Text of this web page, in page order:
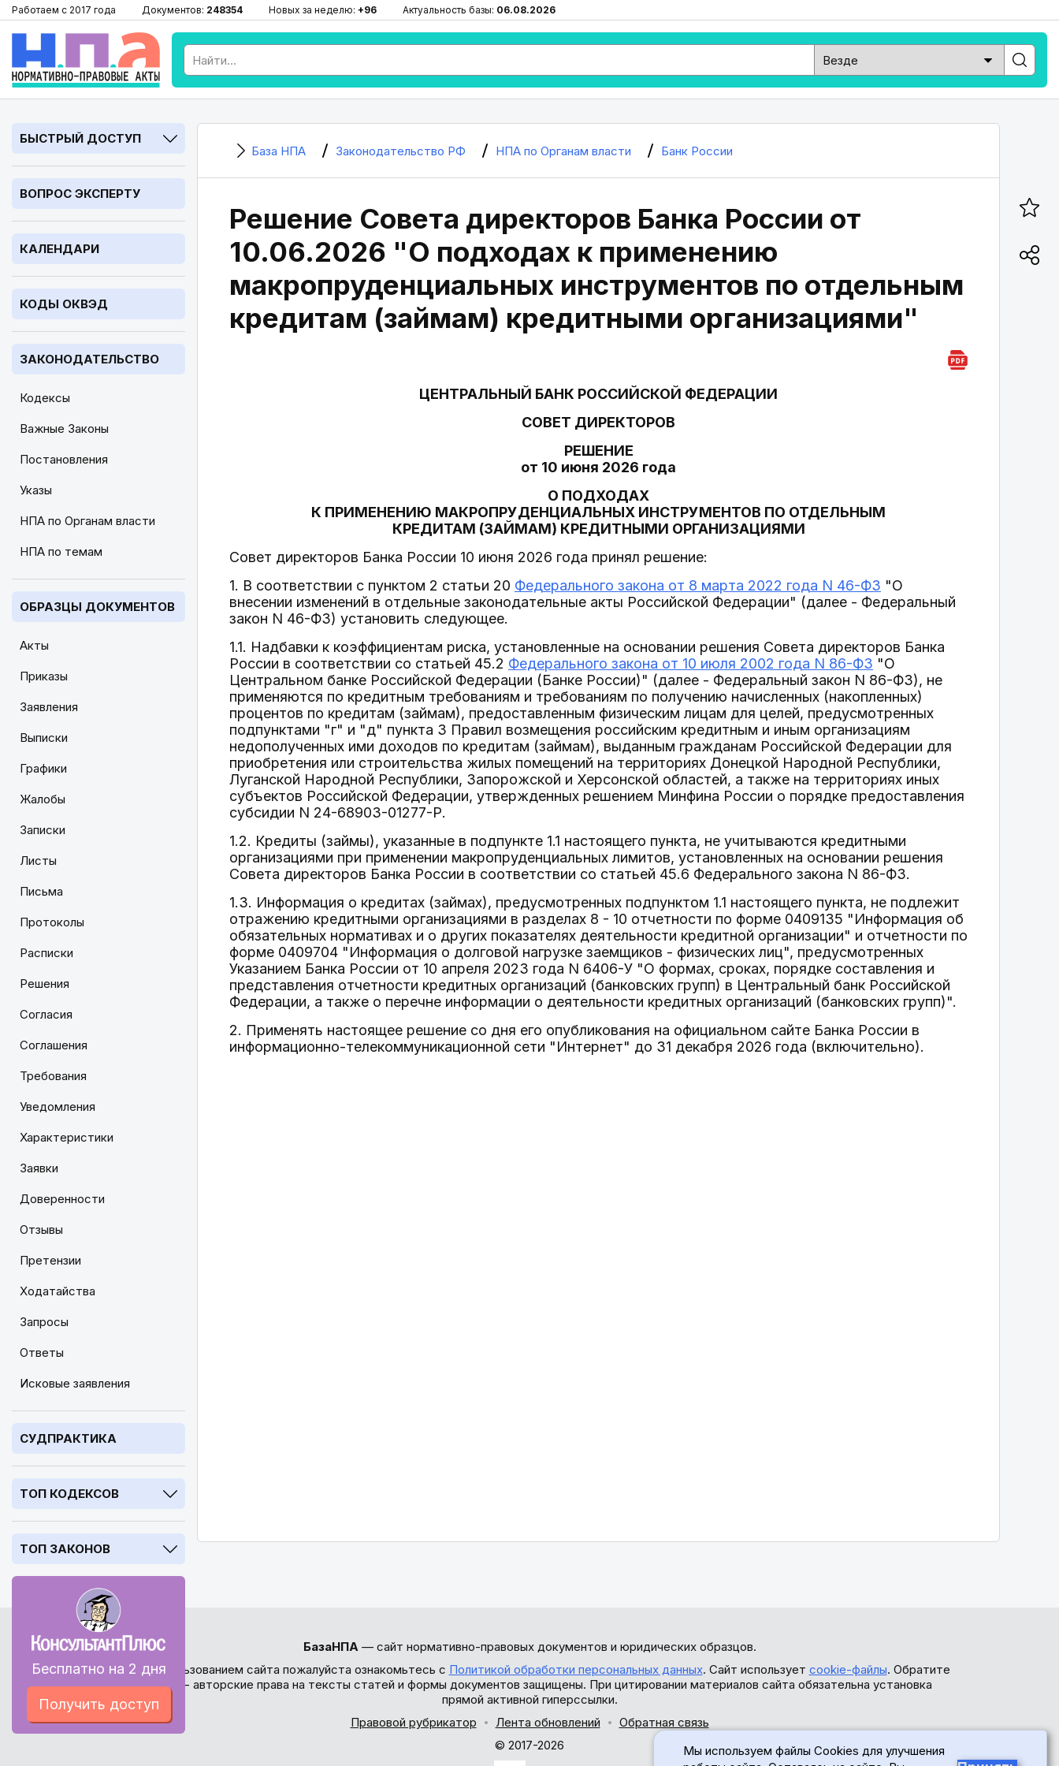
Работаем с 2017 года Документов: 248354 Новых за неделю: +96 Актуальность базы: 06.08.2026
БЫСТРЫЙ ДОСТУП
ВОПРОС ЭКСПЕРТУ
КАЛЕНДАРИ
КОДЫ ОКВЭД
ЗАКОНОДАТЕЛЬСТВО
Кодексы
Важные Законы
Постановления
Указы
НПА по Органам власти
НПА по темам
ОБРАЗЦЫ ДОКУМЕНТОВ
Акты
Приказы
Заявления
Выписки
Графики
Жалобы
Записки
Листы
Письма
Протоколы
Расписки
Решения
Согласия
Соглашения
Требования
Уведомления
Характеристики
Заявки
Доверенности
Отзывы
Претензии
Ходатайства
Запросы
Ответы
Исковые заявления
СУДПРАКТИКА
ТОП КОДЕКСОВ
ТОП ЗАКОНОВ
Бесплатно на 2 дня
Получить доступ
База НПА Законодательство РФ НПА по Органам власти Банк России
Решение Совета директоров Банка России от
10.06.2026 "О подходах к применению
макропруденциальных инструментов по отдельным
кредитам (займам) кредитными организациями"
ЦЕНТРАЛЬНЫЙ БАНК РОССИЙСКОЙ ФЕДЕРАЦИИ
СОВЕТ ДИРЕКТОРОВ
РЕШЕНИЕ
от 10 июня 2026 года
О ПОДХОДАХ
К ПРИМЕНЕНИЮ МАКРОПРУДЕНЦИАЛЬНЫХ ИНСТРУМЕНТОВ ПО ОТДЕЛЬНЫМ
КРЕДИТАМ (ЗАЙМАМ) КРЕДИТНЫМИ ОРГАНИЗАЦИЯМИ
Совет директоров Банка России 10 июня 2026 года принял решение:
1. В соответствии с пунктом 2 статьи 20 Федерального закона от 8 марта 2022 года N 46-ФЗ "О
внесении изменений в отдельные законодательные акты Российской Федерации" (далее - Федеральный
закон N 46-ФЗ) установить следующее.
1.1. Надбавки к коэффициентам риска, установленные на основании решения Совета директоров Банка
России в соответствии со статьей 45.2 Федерального закона от 10 июля 2002 года N 86-ФЗ "О
Центральном банке Российской Федерации (Банке России)" (далее - Федеральный закон N 86-ФЗ), не
применяются по кредитным требованиям и требованиям по получению начисленных (накопленных)
процентов по кредитам (займам), предоставленным физическим лицам для целей, предусмотренных
подпунктами "г" и "д" пункта 3 Правил возмещения российским кредитным и иным организациям
недополученных ими доходов по кредитам (займам), выданным гражданам Российской Федерации для
приобретения или строительства жилых помещений на территориях Донецкой Народной Республики,
Луганской Народной Республики, Запорожской и Херсонской областей, а также на территориях иных
субъектов Российской Федерации, утвержденных решением Минфина России о порядке предоставления
субсидии N 24-68903-01277-Р.
1.2. Кредиты (займы), указанные в подпункте 1.1 настоящего пункта, не учитываются кредитными
организациями при применении макропруденциальных лимитов, установленных на основании решения
Совета директоров Банка России в соответствии со статьей 45.6 Федерального закона N 86-ФЗ.
1.3. Информация о кредитах (займах), предусмотренных подпунктом 1.1 настоящего пункта, не подлежит
отражению кредитными организациями в разделах 8 - 10 отчетности по форме 0409135 "Информация об
обязательных нормативах и о других показателях деятельности кредитной организации" и отчетности по
форме 0409704 "Информация о долговой нагрузке заемщиков - физических лиц", предусмотренных
Указанием Банка России от 10 апреля 2023 года N 6406-У "О формах, сроках, порядке составления и
представления отчетности кредитных организаций (банковских групп) в Центральный банк Российской
Федерации, а также о перечне информации о деятельности кредитных организаций (банковских групп)".
2. Применять настоящее решение со дня его опубликования на официальном сайте Банка России в
информационно-телекоммуникационной сети "Интернет" до 31 декабря 2026 года (включительно).
БазаНПА— сайт нормативно-правовых документов и юридических образцов.
Перед использованием сайта пожалуйста ознакомьтесь с Политикой обработки персональных данных. Сайт использует cookie-файлы. Обратите
внимание - авторские права на тексты статей и формы документов защищены. При цитировании материалов сайта обязательна установка
прямой активной гиперссылки.
Правовой рубрикатор
Лента обновлений
Обратная связь
© 2017-2026
Мы используем файлы Cookies для улучшения